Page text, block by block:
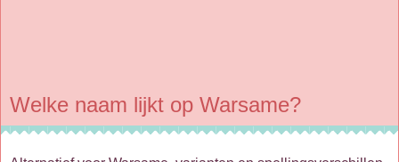
Welke naam lijkt op Warsame?